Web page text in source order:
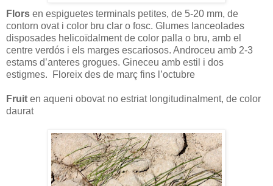
Flors en espiguetes terminals petites, de 5-20 mm, de
contorn ovat i color bru clar o fosc. Glumes lanceolades
disposades helicoïdalment de color palla o bru, amb el
centre verdós i els marges escariosos. Androceu amb 2-3
estams d’anteres grogues. Gineceu amb estil i dos
estigmes. Floreix des de març fins l’octubre
Fruit en aqueni obovat no estriat longitudinalment, de color
daurat